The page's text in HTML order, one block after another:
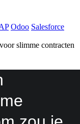
Odoo Salesforce
slimme contracten